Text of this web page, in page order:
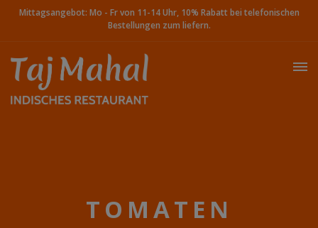
Mittagsangebot: Mo - Fr von 11-14 Uhr, 10% Rabatt bei telefonischen
Bestellungen zum liefern.
TOMATEN